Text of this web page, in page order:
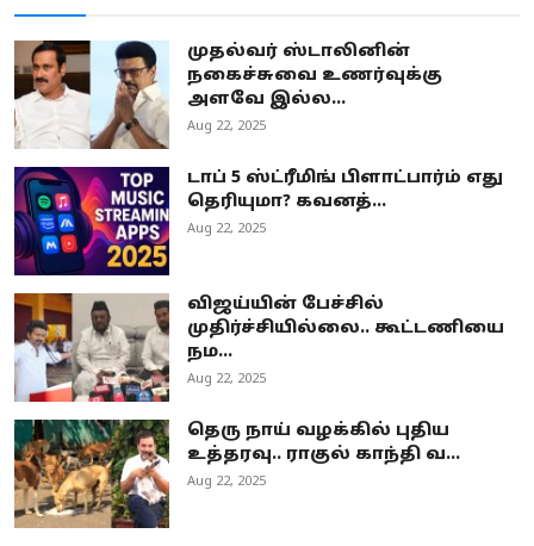
முதல்வர் ஸ்டாலினின்
நகைச்சுவை உணர்வுக்கு
அளவே இல்ல...
Aug 22, 2025
டாப் 5 ஸ்ட்ரீமிங் பிளாட்பார்ம் எது
தெரியுமா? கவனத்...
Aug 22, 2025
விஜய்யின் பேச்சில்
முதிர்ச்சியில்லை.. கூட்டணியை
நம...
Aug 22, 2025
தெரு நாய் வழக்கில் புதிய
உத்தரவு.. ராகுல் காந்தி வ...
Aug 22, 2025